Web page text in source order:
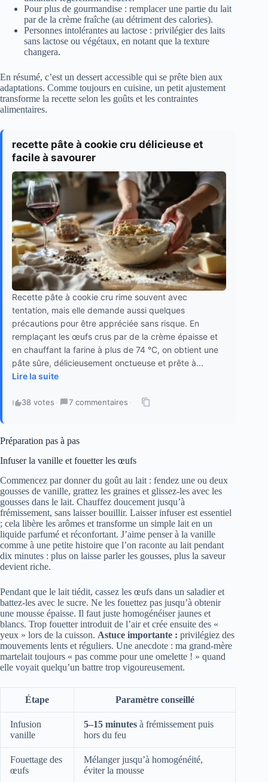
Pour plus de gourmandise : remplacer une partie du lait
par de la crème fraîche (au détriment des calories).
Personnes intolérantes au lactose : privilégier des laits
sans lactose ou végétaux, en notant que la texture
changera.
En résumé, c’est un dessert accessible qui se prête bien aux
adaptations. Comme toujours en cuisine, un petit ajustement
transforme la recette selon les goûts et les contraintes
alimentaires.
recette pâte à cookie cru délicieuse et
facile à savourer
Recette pâte à cookie cru rime souvent avec
tentation, mais elle demande aussi quelques
précautions pour être appréciée sans risque. En
remplaçant les œufs crus par de la crème épaisse et
en chauffant la farine à plus de 74 °C, on obtient une
pâte sûre, délicieusement onctueuse et prête à...
Lire la suite
38 votes · 7 commentaires ·
Préparation pas à pas
Infuser la vanille et fouetter les œufs
Commencez par donner du goût au lait : fendez une ou deux
gousses de vanille, grattez les graines et glissez-les avec les
gousses dans le lait. Chauffez doucement jusqu’à
frémissement, sans laisser bouillir. Laisser infuser est essentiel
; cela libère les arômes et transforme un simple lait en un
liquide parfumé et réconfortant. J’aime penser à la vanille
comme à une petite histoire que l’on raconte au lait pendant
dix minutes : plus on laisse parler les gousses, plus la saveur
devient riche.
Pendant que le lait tiédit, cassez les œufs dans un saladier et
battez-les avec le sucre. Ne les fouettez pas jusqu’à obtenir
une mousse épaisse. Il faut juste homogénéiser jaunes et
blancs. Trop fouetter introduit de l’air et crée ensuite des «
yeux » lors de la cuisson. Astuce importante : privilégiez des
mouvements lents et réguliers. Une anecdote : ma grand-mère
martelait toujours « pas comme pour une omelette ! » quand
elle voyait quelqu’un battre trop vigoureusement.
Étape Paramètre conseillé
Infusion
vanille
5–15 minutes à frémissement puis
hors du feu
Fouettage des
œufs
Mélanger jusqu’à homogénéité,
éviter la mousse